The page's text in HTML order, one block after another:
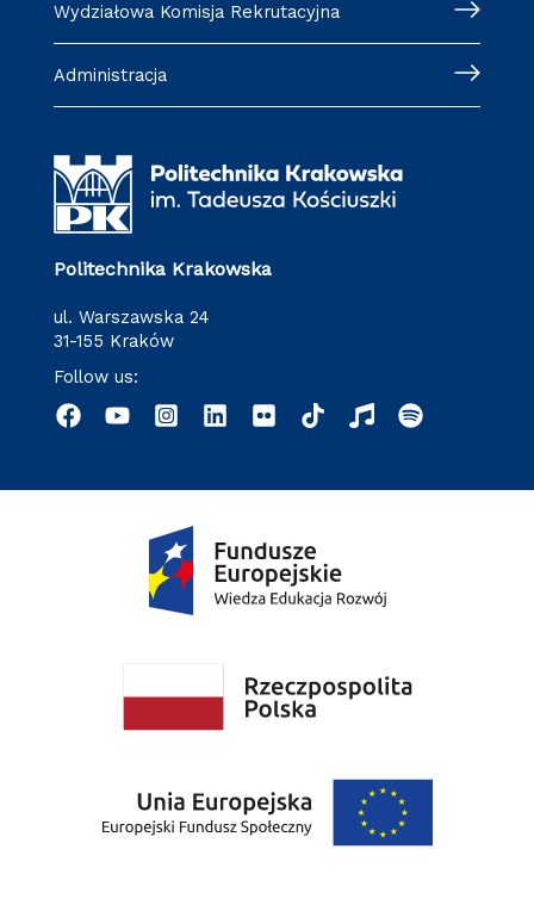
Wydziałowa Komisja Rekrutacyjna
Administracja
Politechnika Krakowska
ul. Warszawska 24
31-155 Kraków
Follow us: